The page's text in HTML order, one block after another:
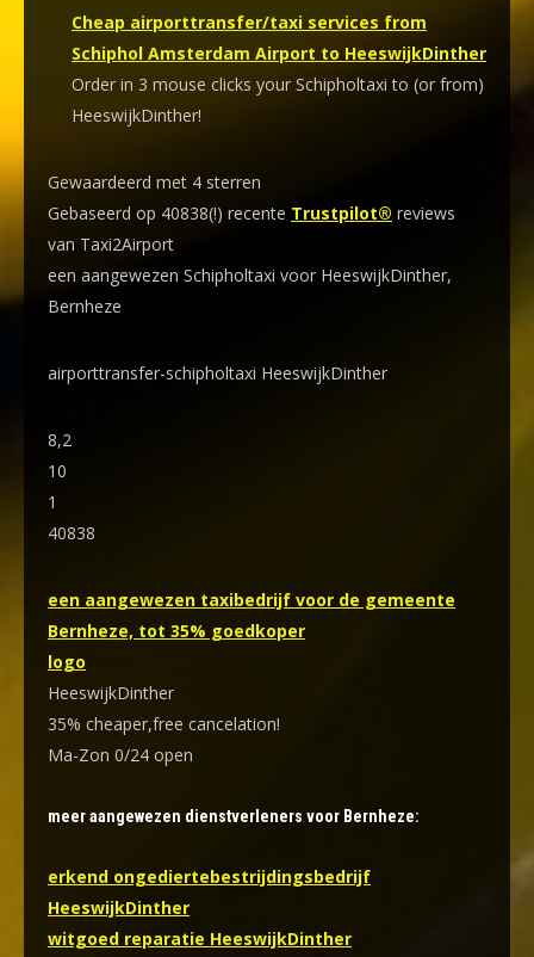
Cheap airporttransfer/taxi services from
Schiphol Amsterdam Airport to HeeswijkDinther
Order in 3 mouse clicks your Schipholtaxi to (or from)
HeeswijkDinther!
Gewaardeerd met 4 sterren
Gebaseerd op 40838(!) recente Trustpilot® reviews
van Taxi2Airport
een aangewezen Schipholtaxi voor HeeswijkDinther,
Bernheze
airporttransfer-schipholtaxi HeeswijkDinther
8,2
10
1
40838
een aangewezen taxibedrijf voor de gemeente
Bernheze, tot 35% goedkoper
logo
HeeswijkDinther
35% cheaper,free cancelation!
Ma-Zon 0/24 open
meer aangewezen dienstverleners voor Bernheze:
erkend ongediertebestrijdingsbedrijf
HeeswijkDinther
witgoed reparatie HeeswijkDinther